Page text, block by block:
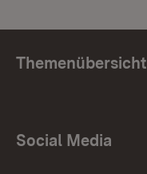
Themenübersicht
Social Media